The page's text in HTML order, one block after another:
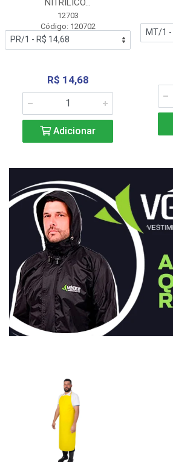
NITRÍLICO...
12703
Código: 120702
R$ 14,68
Adicionar